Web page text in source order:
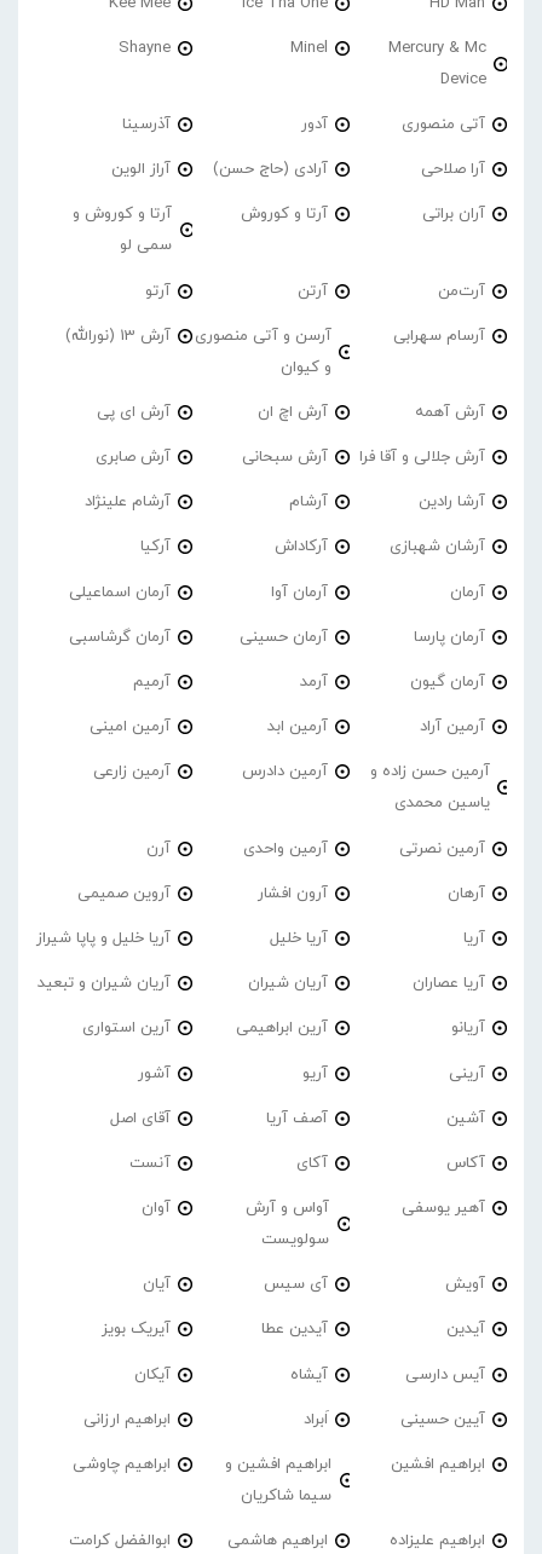
Mercury & Mc
Device
Minel
Shayne
آتی منصوری آدور آذرسینا
آرا صلاحی آرادی (حاج حسن) آراز الوین
آران براتی آرتا و کوروش
آرتا و کوروش و
سمی لو
آرت‌من آرتن آرتو
آرسام سهرابی
آرسن و آتی منصوری
و کیوان
آرش 13 (نورالله)
آرش آهمه آرش اچ ان آرش ای پی
آرش جلالی و آقا فرا آرش سبحانی آرش صابری
آرشا رادین آرشام آرشام علینژاد
آرشان شهبازی آرکاداش آرکیا
آرمان آرمان آوا آرمان اسماعیلی
آرمان پارسا آرمان حسینی آرمان گرشاسبی
آرمان گیون آرمد آرمیم
آرمین آراد آرمین ابد آرمین امینی
آرمین حسن زاده و
یاسین محمدی
آرمین دادرس آرمین زارعی
آرمین نصرتی آرمین واحدی آرن
آرهان آرون افشار آروین صمیمی
آریا آریا خلیل آریا خلیل و پاپا شیراز
آریا عصاران آریان شیران آریان شیران و تبعید
آریانو آرین ابراهیمی آرین استواری
آرینی آریو آشور
آشین آصف آریا آقای اصل
آکاس آکای آنست
آهیر یوسفی
آواس و آرش
سولویست
آوان
آویش آی سیس آیان
آیدین آیدین عطا آیریک بویز
آیس دارسی آیشاه آیکان
آیین حسینی اَبراد ابراهیم ارزانی
ابراهیم افشین
ابراهیم افشین و
سیما شاکریان
ابراهیم چاوشی
ابراهیم علیزاده ابراهیم هاشمی ابوالفضل کرامت